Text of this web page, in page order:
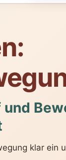
klar ein